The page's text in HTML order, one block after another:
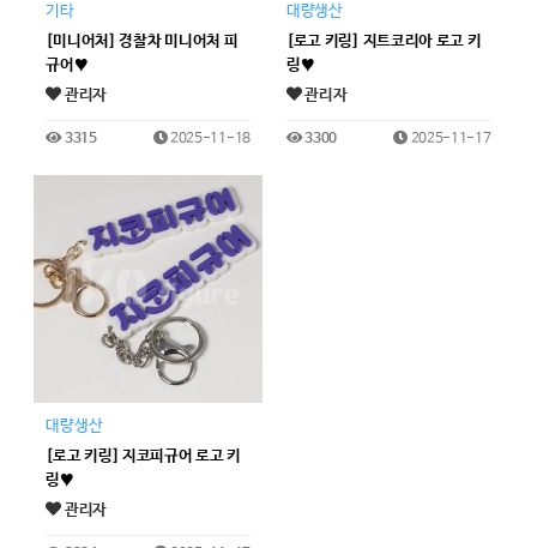
기타
[미니어처] 경찰차 미니어처 피
규어♥
관리자
3315 2025-11-18
대량생산
[로고 키링] 지트코리아 로고 키
링♥
관리자
3300 2025-11-17
대량생산
[로고 키링] 지코피규어 로고 키
링♥
관리자